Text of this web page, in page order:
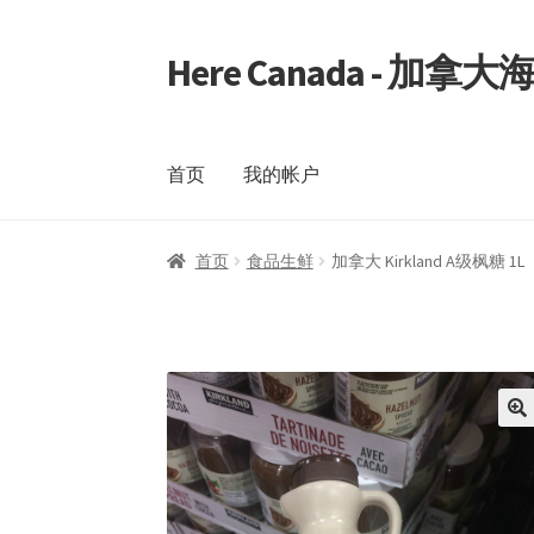
Skip
to
Skip
to
Here Canada - 加拿大
首页 我的帐户
首页我的帐户
首页 食品生鲜 加拿大 Kirkland A级枫糖 1L